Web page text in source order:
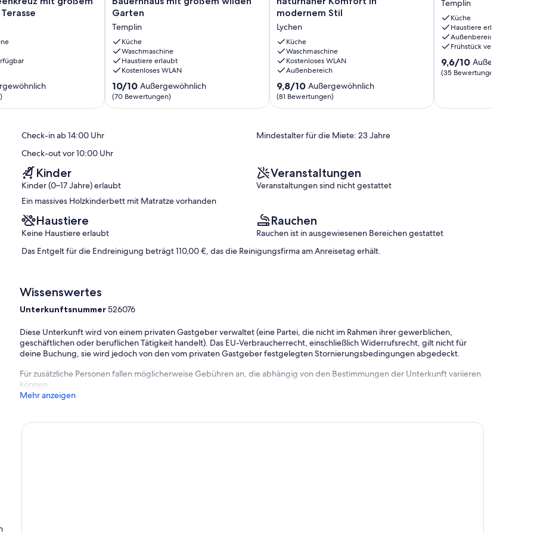
Bitte beachten Sie, dass die Endreinigung von derzeit 90€
Bauernhaus
großem
wilden
Garten
Templin
Garten
Templin
Küche
Waschmaschine
Haustiere erlaubt
Kostenloses WLAN
10.0
von
10,
10/10 Außergewöhnlich
(70 Bewertungen)
direkt
See,
naturnaher
Komfort
in
modernem
Stil
Lychen
modernem Stil
Lychen
Küche
Waschmaschine
Kostenloses WLAN
Außenbereich
9.8
von
10,
Bewertungen)
9,8/10 Außergewöhnlich
(81 Bewertungen)
Fährsee,
Templin
Templin
Templin
Küche
Haustiere erlaubt
Außenbereich
Frühstück verfügbar
9.6
von
9,6/10
(35 Bewertungen)
Check-in ab 14:00 Uhr
Mindestalter für die Miete: 23 Jahre
Check-out vor 10:00 Uhr
Kinder
Kinder (0–17 Jahre) erlaubt
Ein massives Holzkinderbett mit Matratze vorhanden
Veranstaltungen
Veranstaltungen sind nicht gestattet
Haustiere
Keine Haustiere erlaubt
Rauchen
Rauchen ist in ausgewiesenen Bereichen gestattet
Das Entgelt für die Endreinigung beträgt 110,00 €, das die Reinigungsfirma am Anreisetag erhält.
Wissenswertes
Unterkunftsnummer526076
Diese Unterkunft wird von einem privaten Gastgeber verwaltet (eine Partei, die nicht im Rahmen ihrer gewerblichen,
geschäftlichen oder beruflichen Tätigkeit handelt). Das EU-Verbraucherrecht, einschließlich Widerrufsrecht, gilt nicht für
deine Buchung, sie wird jedoch von den vom privaten Gastgeber festgelegten Stornierungsbedingungen abgedeckt.
Für zusätzliche Personen fallen möglicherweise Gebühren an, die abhängig von den Bestimmungen der Unterkunft variieren
können.
Mehr anzeigen